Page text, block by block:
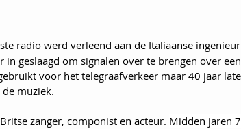
radio werd verleend aan de Italiaanse
in geslaagd om signalen over te brengen over
voor het telegraafverkeer maar 40 jaar
muziek.
zanger, componist en acteur. Midden jaren